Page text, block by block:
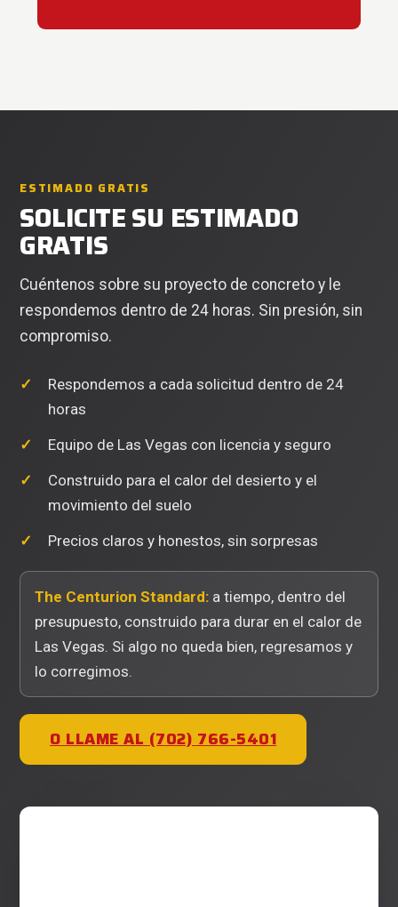
ESTIMADO GRATIS
SOLICITE SU ESTIMADO
GRATIS
Cuéntenos sobre su proyecto de concreto y le
respondemos dentro de 24 horas. Sin presión, sin
compromiso.
Respondemos a cada solicitud dentro de 24
horas
Equipo de Las Vegas con licencia y seguro
Construido para el calor del desierto y el
movimiento del suelo
Precios claros y honestos, sin sorpresas
The Centurion Standard: a tiempo, dentro del
presupuesto, construido para durar en el calor de
Las Vegas. Si algo no queda bien, regresamos y
lo corregimos.
O LLAME AL (702) 766-5401